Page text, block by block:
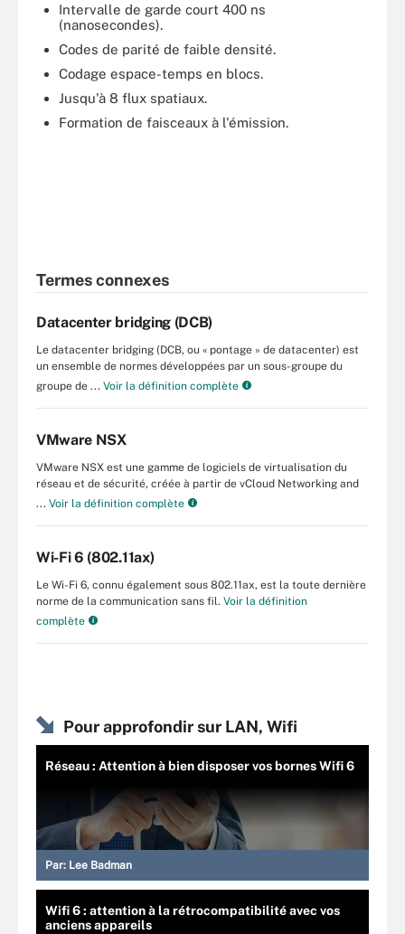
Intervalle de garde court 400 ns
(nanosecondes).
Codes de parité de faible densité.
Codage espace-temps en blocs.
Jusqu'à 8 flux spatiaux.
Formation de faisceaux à l'émission.
Termes connexes
Datacenter bridging (DCB)
Le datacenter bridging (DCB, ou « pontage » de datacenter) est
un ensemble de normes développées par un sous-groupe du
groupe de ... Voir la définition complète
VMware NSX
VMware NSX est une gamme de logiciels de virtualisation du
réseau et de sécurité, créée à partir de vCloud Networking and
... Voir la définition complète
Wi-Fi 6 (802.11ax)
Le Wi-Fi 6, connu également sous 802.11ax, est la toute dernière
norme de la communication sans fil. Voir la définition
complète
Pour approfondir sur LAN, Wifi
Réseau : Attention à bien disposer vos bornes Wifi 6
Par: Lee Badman
Wifi 6 : attention à la rétrocompatibilité avec vos
anciens appareils